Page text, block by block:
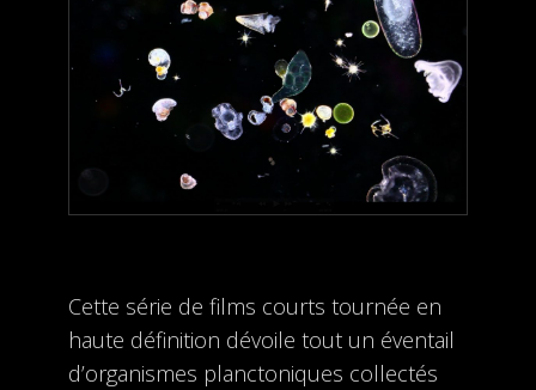
Cette série de films courts tournée en
haute définition dévoile tout un éventail
d’organismes planctoniques collectés